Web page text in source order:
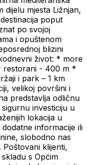
dijelu mjesta Ližnjan,
poput
po svojoj
i opuštenom
blizini
život: * more
restorani - 400 m *
i park – 1 km
velikoj površini i
predstavlja odličnu
investiciju u
lokacija u
informacije ili
slobodno nas
klijenti,
s Općim